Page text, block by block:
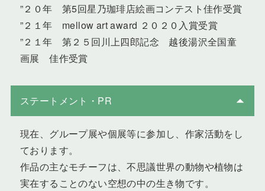
”２０年 第5回星乃珈琲店絵画コンテスト佳作受賞
”２１年 mellow art award ２０２０入賞受賞
”２１年 第２５回川上四郎記念 越後湯沢全国童
画展 佳作受賞
ステートメント・PR
現在、グループ展や個展等に参加し、作家活動をし
ております。
作品の主なモチーフは、不思議世界の動物や植物は
実在することのない空想の中の生き物です。